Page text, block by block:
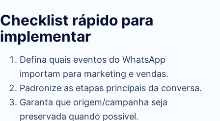
Checklist rápido para
implementar
Defina quais eventos do WhatsApp
importam para marketing e vendas.
Padronize as etapas principais da conversa.
Garanta que origem/campanha seja
preservada quando possível.